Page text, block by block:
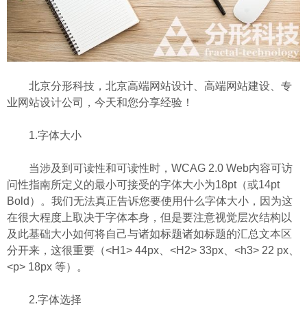
北京分形科技，北京高端网站设计、高端网站建设、专
业网站设计公司，今天和您分享经验！
1.字体大小
当涉及到可读性和可读性时，WCAG 2.0 Web内容可访
问性指南所定义的最小可接受的字体大小为18pt（或14pt
Bold）。我们无法真正告诉您要使用什么字体大小，因为这
在很大程度上取决于字体本身，但是要注意视觉层次结构以
及此基础大小如何将自己与诸如标题诸如标题的汇总文本区
分开来，这很重要（<H1> 44px、<H2> 33px、<h3> 22 px、
<p> 18px 等）。
2.字体选择